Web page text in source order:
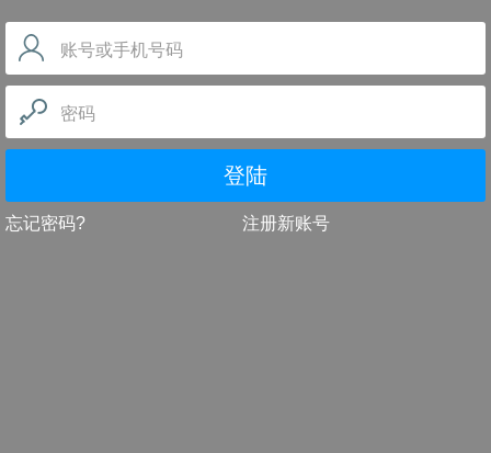
账号或手机号码
密码
登陆
忘记密码? 注册新账号